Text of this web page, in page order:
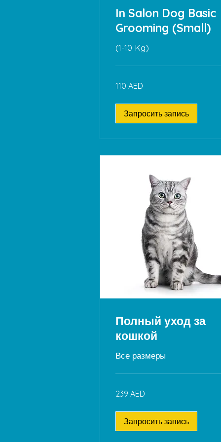
In Salon Dog Basic
Grooming (Small)
(1-10 Kg)
дирхамов
110 AED
Запросить запись
Полный уход за
кошкой
Все размеры
дирхамов
239 AED
Запросить запись